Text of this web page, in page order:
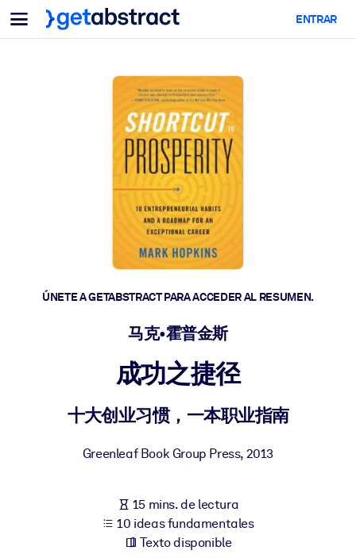
Menu
Para equipos y líderes
Upskilling en IA
Dote a sus empleados de habilidades críticas de IA.
Desarrollo de liderazgo
Prepare a sus líderes para la próxima era laboral.
Aprendizaje colaborativo
Facilite que los equipos aprendan juntos, resuelvan problemas
reales y actúen más rápido.
Upskilling y Reskilling
Construya una fuerza laboral más saludable y resiliente.
Para LMS/LXP
obtener mejores resultados de aprendizaje.
Enriquezca su biblioteca corporativa con conocimientos
empresariales confiables y listos para usar.
Para sistemas de IA
ENTRAR
ÚNETE A GETABSTRACT PARA ACCEDER AL RESUMEN.
马克•霍普金斯
成功之捷径
十大创业习惯，一本职业指南
Greenleaf Book Group Press, 2013
15 mins. de lectura
10 ideas fundamentales
Texto disponible